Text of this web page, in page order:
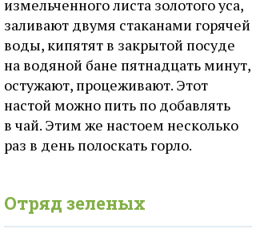
измельченного листа золотого уса,
заливают двумя стаканами горячей
воды, кипятят в закрытой посуде
на водяной бане пятнадцать минут,
остужают, процеживают. Этот
настой можно пить по добавлять
в чай. Этим же настоем несколько
раз в день полоскать горло.
Отряд зеленых